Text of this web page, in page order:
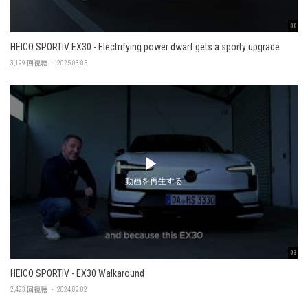
00:48
HEICO SPORTIV EX30 - Electrifying power dwarf gets a sporty upgrade
3,199 回視聴 ・ 2025.03.05
03:45
動画を再生する
HEICO SPORTIV - EX30 Walkaround
2,423 回視聴 ・ 2024.09.02